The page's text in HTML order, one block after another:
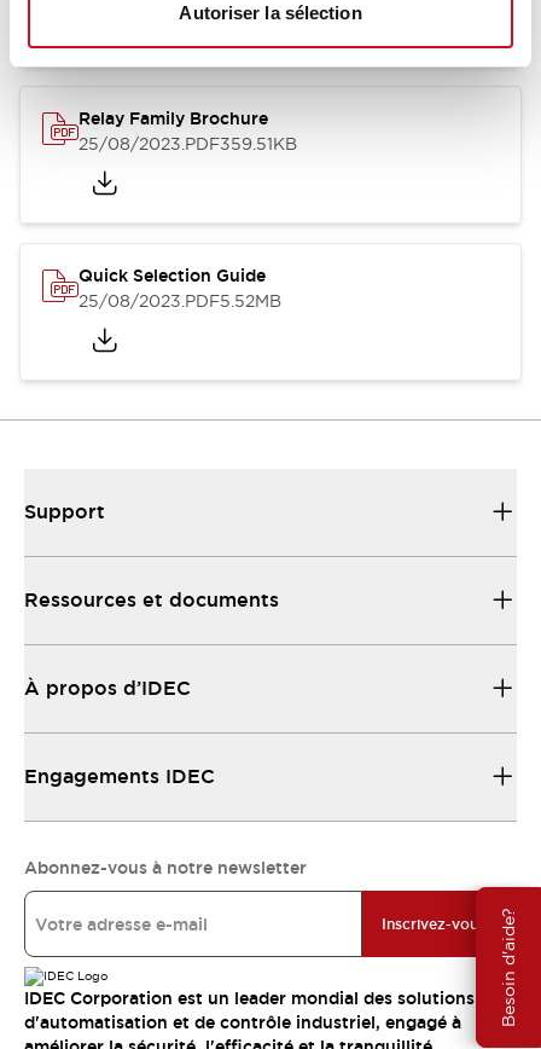
Autoriser la sélection
Besoin d'aide?
Relay Family Brochure
25/08/2023.PDF359.51KB
Quick Selection Guide
25/08/2023.PDF5.52MB
Support
Ressources et documents
À propos d’IDEC
Engagements IDEC
Abonnez-vous à notre newsletter
Inscrivez-vous
IDEC Corporation est un leader mondial des solutions
d'automatisation et de contrôle industriel, engagé à